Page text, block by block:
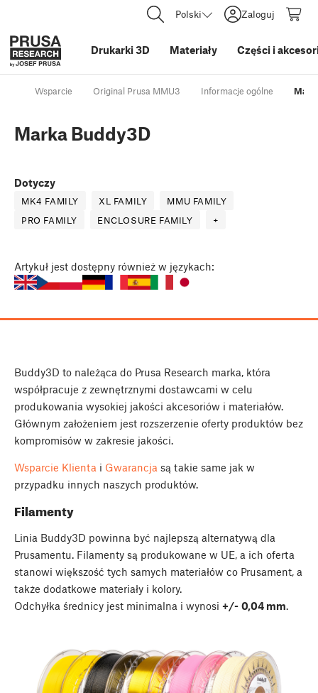
Polski Zaloguj
Drukarki 3D Materiały Części i
Wsparcie Original Prusa MMU3 Informacje ogólne
Marka Buddy3D
Dotyczy
MK4 FAMILY XL FAMILY
MMU FAMILY
PRO FAMILY
ENCLOSURE FAMILY +
Artykuł jest dostępny również w językach:
Buddy3D to należąca do Prusa Research marka, która
współpracuje z zewnętrznymi dostawcami w celu
produkowania wysokiej jakości akcesoriów i materiałów.
Głównym założeniem jest rozszerzenie oferty produktów bez
kompromisów w zakresie jakości.
Wsparcie Klienta i Gwarancja są takie same jak w
przypadku innych naszych produktów.
Filamenty
Linia Buddy3D powinna być najlepszą alternatywą dla
Prusamentu. Filamenty są produkowane w UE, a ich oferta
stanowi większość tych samych materiałów co Prusament, a
także dodatkowe materiały i kolory.
Odchyłka średnicy jest minimalna i wynosi +/- 0,04 mm.